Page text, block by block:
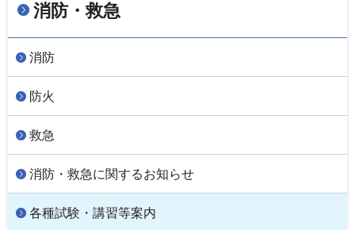
消防・救急
消防
防火
救急
消防・救急に関するお知らせ
各種試験・講習等案内